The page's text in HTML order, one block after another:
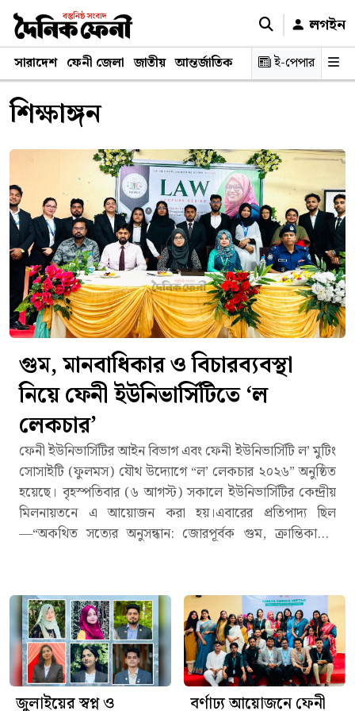
লগইন
সারাদেশ ফেনী জেলা জাতীয় আন্তর্জাতিক রাজনীতি স্বাস্থ্য শিক্ষা
ই-পেপার
শিক্ষাঙ্গন
গুম, মানবাধিকার ও বিচারব্যবস্থা
নিয়ে ফেনী ইউনিভার্সিটিতে ‘ল
লেকচার’
ফেনী ইউনিভার্সিটির আইন বিভাগ এবং ফেনী ইউনিভার্সিটি ল’ মুটিং
সোসাইটি (ফুলমস) যৌথ উদ্যোগে “ল’ লেকচার ২০২৬” অনুষ্ঠিত
হয়েছে। বৃহস্পতিবার (৬ আগস্ট) সকালে ইউনিভার্সিটির কেন্দ্রীয়
মিলনায়তনে এ আয়োজন করা হয়।এবারের প্রতিপাদ্য ছিল
—“অকথিত সত্যের অনুসন্ধান: জোরপূর্বক গুম, ক্রান্তিকালীন
আয়োজনের সূচনা হয়। অনুষ্ঠানে মডারেটর হিসেবে দায়িত্ব পালন
করেন আইন বিভাগের সহকারী অধ্যাপক মো. আয়াতুল্লাহ।এতে
প্রধান অতিথি হিসেবে উপস্থিত ছিলেন বিশ্ববিদ্যালয়ের ভাইস
চ্যান্সেলর (অ্যাক্টিং) ড. মাসুদুল হক চৌধুরী। বক্তব্যে তিনি এই
আয়োজনকে অত্যন্ত সময়োপযোগী ও প্রশংসনীয় উদ্যোগ হিসেবে
অভিহিত করেন এবং বিশ্ববিদ্যালয়ের পক্ষ থেকে এমন জ্ঞানভিত্তিক
জুলাইয়ের স্বপ্ন ও
বর্ণাঢ্য আয়োজনে ফেনী